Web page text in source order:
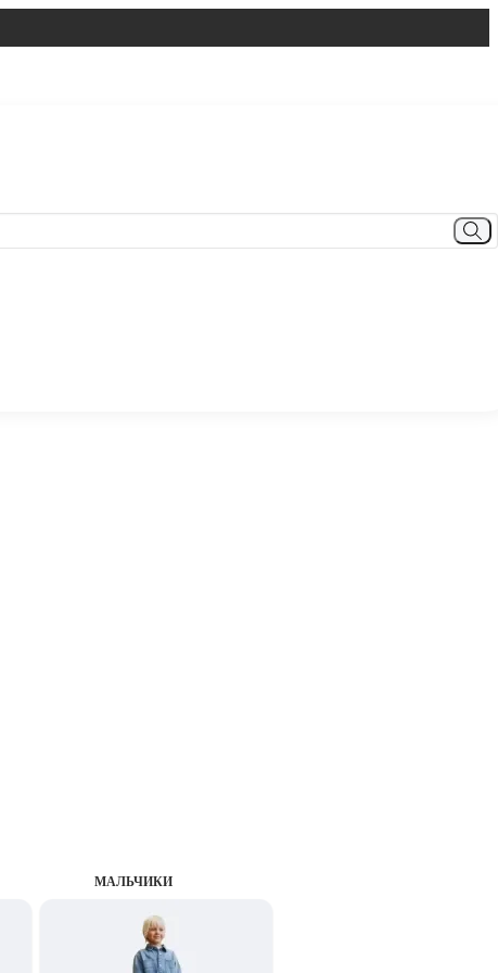
MАЛЬЧИКИ